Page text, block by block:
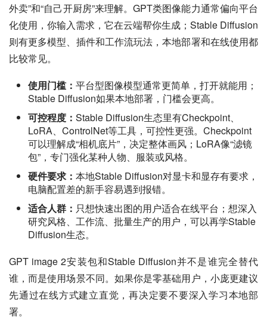
外卖”和“自己开厨房”来理解。GPT类图像能力通常偏向平台
化使用，你输入需求，它在云端帮你生成；Stable Diffusion
则有更多模型、插件和工作流玩法，本地部署和在线使用都
比较常见。
使用门槛： 平台型图像模型通常更简单，打开就能用；
Stable Diffusion如果本地部署，门槛会更高。
可控程度： Stable Diffusion生态里有Checkpoint、
LoRA、ControlNet等工具，可控性更强。Checkpoint
可以理解成“相机底片”，决定整体画风；LoRA像“滤镜
包”，专门强化某种人物、服装或风格。
硬件要求： 本地Stable Diffusion对显卡和显存有要求，
电脑配置差的新手容易遇到报错。
适合人群： 只想快速出图的用户适合在线平台；想深入
研究风格、工作流、批量生产的用户，可以再学Stable
Diffusion生态。
GPT image 2安装包和Stable Diffusion并不是谁完全替代
谁，而是使用场景不同。如果你是零基础用户，小庞更建议
先通过在线方式建立直觉，再决定要不要深入学习本地部
署。